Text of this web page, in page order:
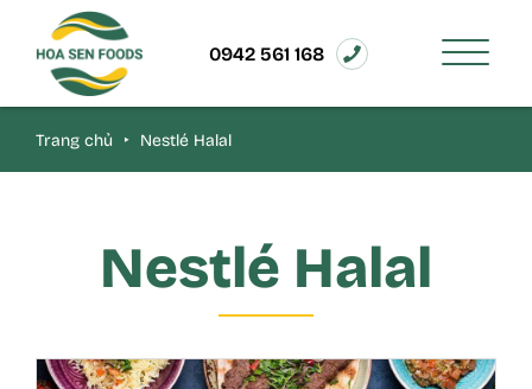
0942 561 168
Trang chủ ‣ Nestlé Halal
Nestlé Halal